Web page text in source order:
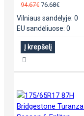
94.67€ 76.68€
Vilniaus sandėlyje: 0
EU sandėliuose: 0
Į krepšelį